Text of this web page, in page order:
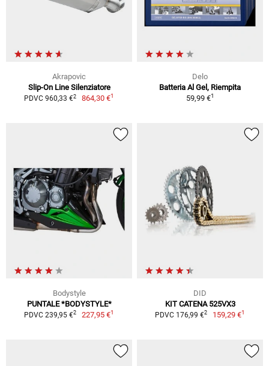
Akrapovic
Slip-On Line Silenziatore
PDVC 960,33 €2 864,30 €1
Delo
Batteria Al Gel, Riempita
59,99 €1
Bodystyle
PUNTALE *BODYSTYLE*
PDVC 239,95 €2 227,95 €1
DID
KIT CATENA 525VX3
PDVC 176,99 €2 159,29 €1